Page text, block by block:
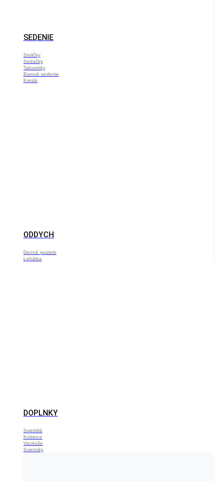
SEDENIE
Stoličky
Sedačky
Taburetky
Barové sedenie
Kreslá
ODDYCH
Denné postele
Lehátka
DOPLNKY
Svietidlá
Koberce
Vankúše
Svietniky